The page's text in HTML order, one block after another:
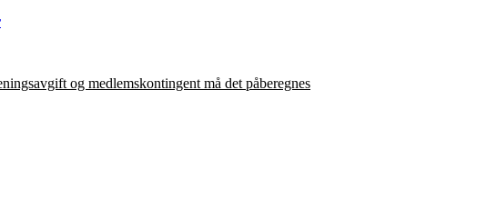
og medlemskontingent må det påberegnes